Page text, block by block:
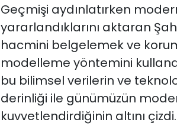
Geçmişi aydınlatırken
yararlandıklarını aktaran
hacmini belgelemek ve
modelleme yöntemini
bu bilimsel verilerin ve
derinliği ile günümüzün
kuvvetlendirdiğinin altını çizdi.